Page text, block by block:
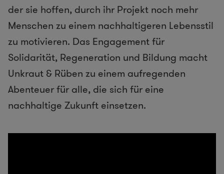
der sie hoffen, durch ihr Projekt noch mehr
Menschen zu einem nachhaltigeren Lebensstil
zu motivieren. Das Engagement für
Solidarität, Regeneration und Bildung macht
Unkraut & Rüben zu einem aufregenden
Abenteuer für alle, die sich für eine
nachhaltige Zukunft einsetzen.